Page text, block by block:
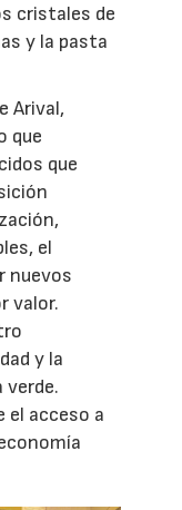
cristales de
y la pasta
Arival,
que
que
el
nuevos
valor.
y la
el acceso a